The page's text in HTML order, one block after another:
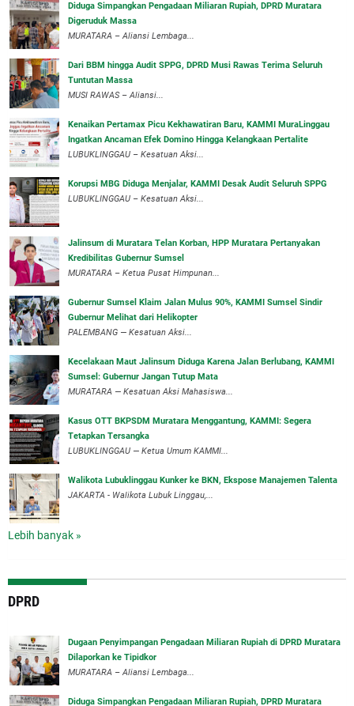
Diduga Simpangkan Pengadaan Miliaran Rupiah, DPRD Muratara
Digeruduk Massa
‎MURATARA – Aliansi Lembaga...
Dari BBM hingga Audit SPPG, DPRD Musi Rawas Terima Seluruh
Tuntutan Massa
MUSI RAWAS – Aliansi...
‎Kenaikan Pertamax Picu Kekhawatiran Baru, KAMMI MuraLinggau
Ingatkan Ancaman Efek Domino Hingga Kelangkaan Pertalite
‎LUBUKLINGGAU – Kesatuan Aksi...
Korupsi MBG Diduga Menjalar, KAMMI Desak Audit Seluruh SPPG
‎LUBUKLINGGAU – Kesatuan Aksi...
‎Jalinsum di Muratara Telan Korban, HPP Muratara Pertanyakan
Kredibilitas Gubernur Sumsel
MURATARA – Ketua Pusat Himpunan...
‎Gubernur Sumsel Klaim Jalan Mulus 90%, KAMMI Sumsel Sindir
Gubernur Melihat dari Helikopter
‎PALEMBANG — Kesatuan Aksi...
‎Kecelakaan Maut Jalinsum Diduga Karena Jalan Berlubang, KAMMI
Sumsel: Gubernur Jangan Tutup Mata
‎MURATARA — Kesatuan Aksi Mahasiswa...
‎Kasus OTT BKPSDM Muratara Menggantung, KAMMI: Segera
Tetapkan Tersangka
‎LUBUKLINGGAU — Ketua Umum KAMMI...
Walikota Lubuklinggau Kunker ke BKN, Ekspose Manajemen Talenta
JAKARTA - Walikota Lubuk Linggau,...
Lebih banyak »
DPRD
‎Dugaan Penyimpangan Pengadaan Miliaran Rupiah di DPRD Muratara
Dilaporkan ke Tipidkor
‎MURATARA – Aliansi Lembaga...
Diduga Simpangkan Pengadaan Miliaran Rupiah, DPRD Muratara